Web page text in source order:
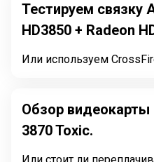
Тестируем связку
HD3850 + Radeon
Или используем
Обзор видеокарты
3870 Toxic.